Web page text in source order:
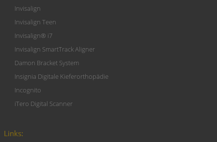
Invisalign
Invisalign Teen
Invisalign® i7
Invisalign SmartTrack Aligner
Damon Bracket System
Insignia Digitale Kieferorthopädie
Incognito
iTero Digital Scanner
Links: